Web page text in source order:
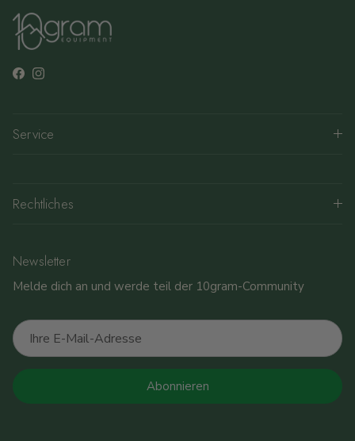
Facebook
Instagram
Service
Rechtliches
Newsletter
Melde dich an und werde teil der 10gram-Community
Abonnieren